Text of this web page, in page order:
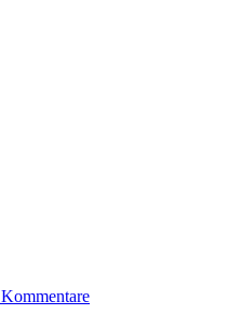
Kommentare